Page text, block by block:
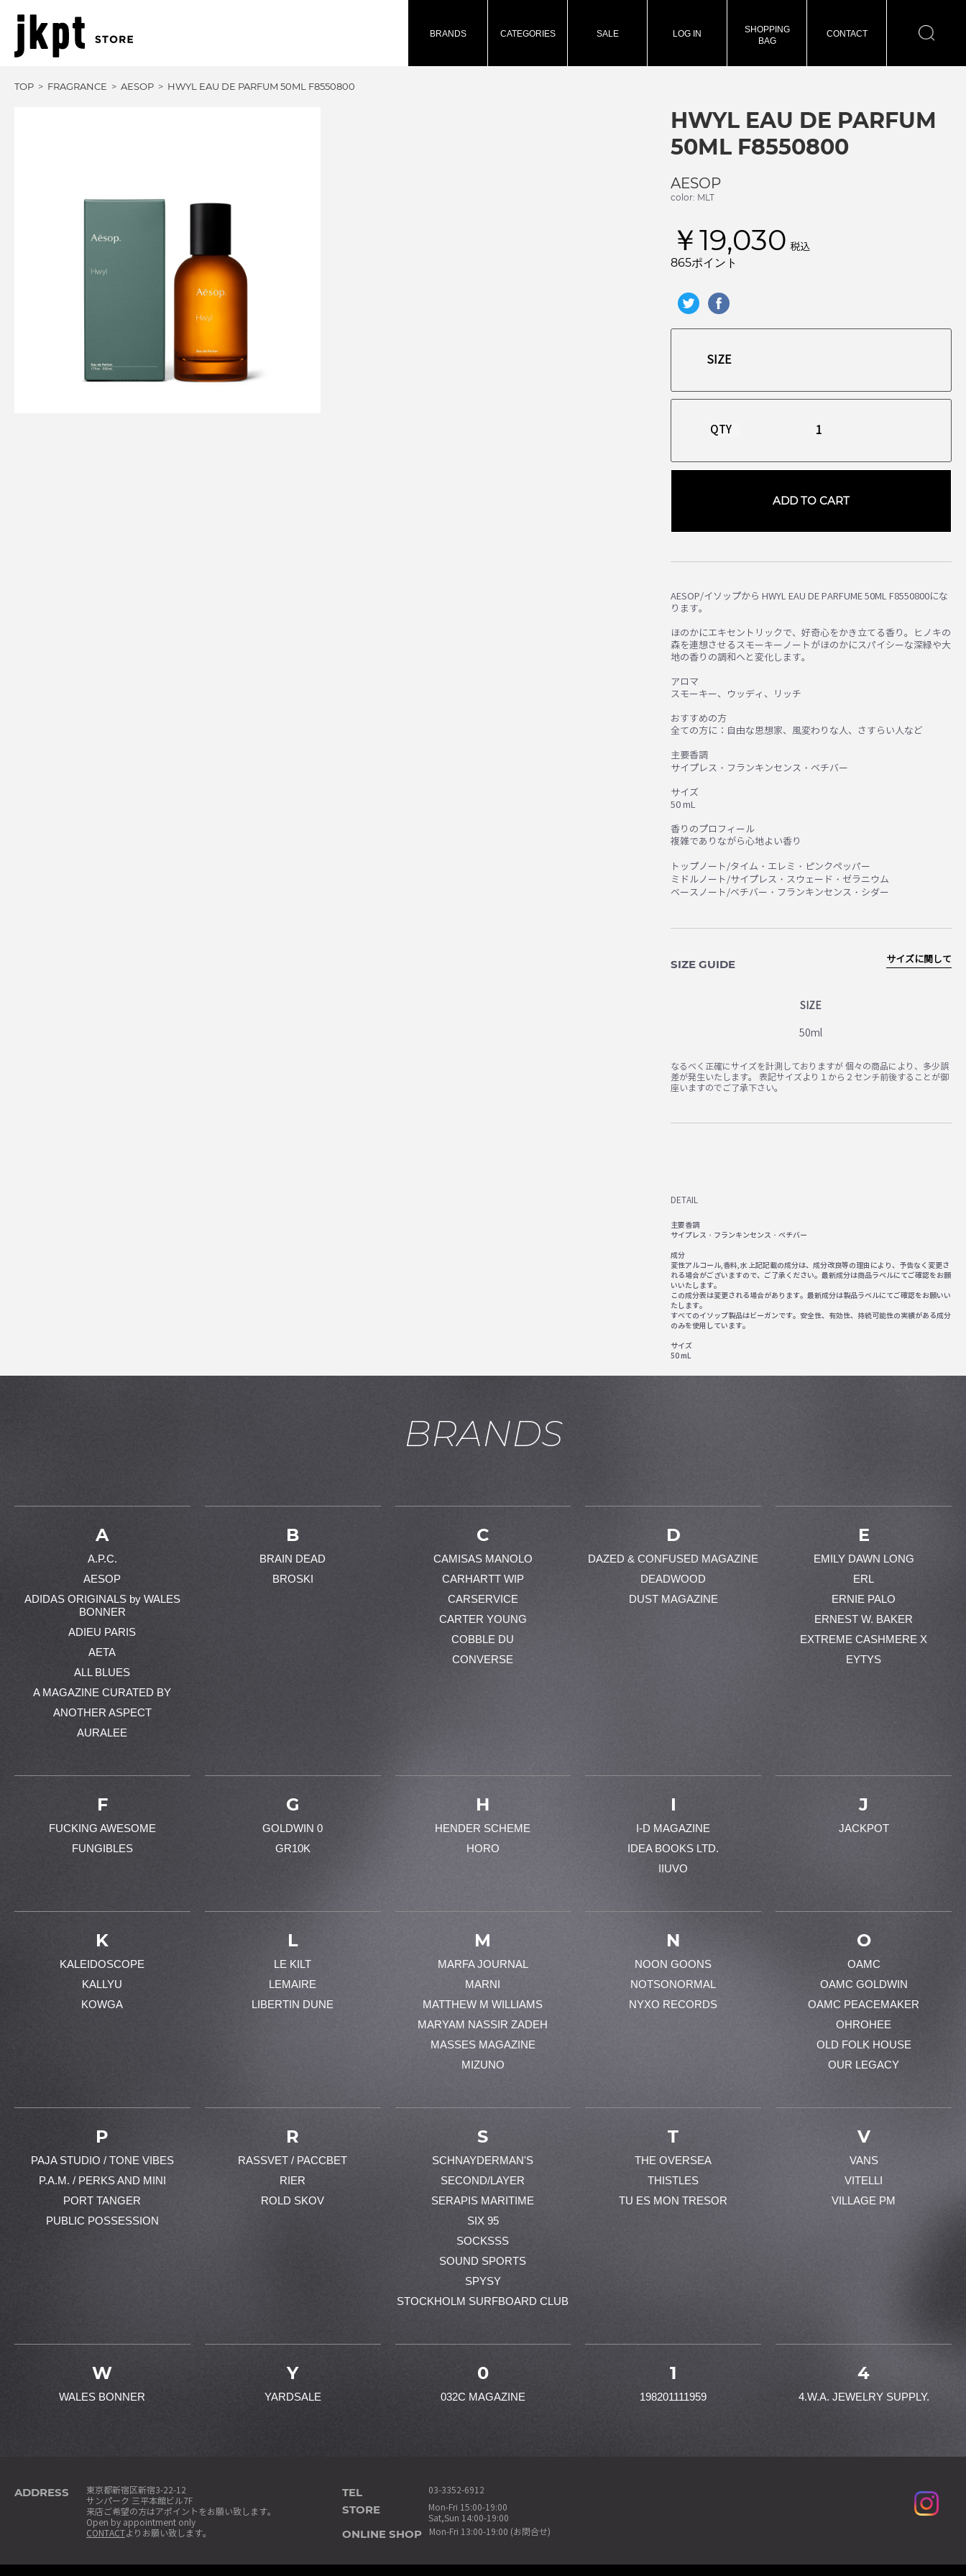
BRANDS CATEGORIES SALE LOG IN
SHOPPING
BAG
CONTACT
TOP FRAGRANCE AESOP HWYL EAU DE PARFUM 50ML F8550800
HWYL EAU DE PARFUM
50ML F8550800
AESOP
color: MLT
￥19,030 税込
865ポイント
QTY
ADD TO CART
AESOP/イソップから HWYL EAU DE PARFUME 50ML F8550800にな
ります。
ほのかにエキセントリックで、好奇心をかき立てる香り。ヒノキの
森を連想させるスモーキーノートがほのかにスパイシーな深緑や大
地の香りの調和へと変化します。
アロマ
スモーキー、ウッディ、リッチ
おすすめの方
全ての方に：自由な思想家、風変わりな人、さすらい人など
主要香調
サイプレス・フランキンセンス・ベチバー
サイズ
50 mL
香りのプロフィール
複雑でありながら心地よい香り
トップノート/タイム・エレミ・ピンクペッパー
ミドルノート/サイプレス・スウェード・ゼラニウム
ベースノート/ベチバー・フランキンセンス・シダー
SIZE GUIDE
SIZE
50ml
サイズに関して
なるべく正確にサイズを計測しておりますが 個々の商品により、多少誤
差が発生いたします。 表記サイズより１から２センチ前後することが御
座いますのでご了承下さい。
DETAIL
主要香調
サイプレス・フランキンセンス・ベチバー
成分
変性アルコール,香料,水 上記記載の成分は、成分改良等の理由により、予告なく変更さ
れる場合がございますので、ご了承ください。最新成分は商品ラベルにてご確認をお願
いいたします。
この成分表は変更される場合があります。最新成分は製品ラベルにてご確認をお願いい
たします。
すべてのイソップ製品はビーガンです。安全性、有効性、持続可能性の実績がある成分
のみを使用しています。
サイズ
50 mL
BRANDS
A
A.P.C.
AESOP
ADIDAS ORIGINALS by WALES
BONNER
ADIEU PARIS
AETA
ALL BLUES
A MAGAZINE CURATED BY
ANOTHER ASPECT
AURALEE
B
BRAIN DEAD
BROSKI
C
CAMISAS MANOLO
CARHARTT WIP
CARSERVICE
CARTER YOUNG
COBBLE DU
CONVERSE
D
DAZED & CONFUSED MAGAZINE
DEADWOOD
DUST MAGAZINE
E
EMILY DAWN LONG
ERL
ERNIE PALO
ERNEST W. BAKER
EXTREME CASHMERE X
EYTYS
F
FUCKING AWESOME
FUNGIBLES
G
GOLDWIN 0
GR10K
H
HENDER SCHEME
HORO
I
I-D MAGAZINE
IDEA BOOKS LTD.
IIUVO
J
JACKPOT
K
KALEIDOSCOPE
KALLYU
KOWGA
L
LE KILT
LEMAIRE
LIBERTIN DUNE
M
MARFA JOURNAL
MARNI
MATTHEW M WILLIAMS
MARYAM NASSIR ZADEH
MASSES MAGAZINE
MIZUNO
N
NOON GOONS
NOTSONORMAL
NYXO RECORDS
O
OAMC
OAMC GOLDWIN
OAMC PEACEMAKER
OHROHEE
OLD FOLK HOUSE
OUR LEGACY
P
PAJA STUDIO / TONE VIBES
P.A.M. / PERKS AND MINI
PORT TANGER
PUBLIC POSSESSION
R
RASSVET / PACCBET
RIER
ROLD SKOV
S
SCHNAYDERMAN'S
SECOND/LAYER
SERAPIS MARITIME
SIX 95
SOCKSSS
SOUND SPORTS
SPYSY
STOCKHOLM SURFBOARD CLUB
T
THE OVERSEA
THISTLES
TU ES MON TRESOR
V
VANS
VITELLI
VILLAGE PM
W
WALES BONNER
Y
YARDSALE
0
032C MAGAZINE
1
198201111959
4
4.W.A. JEWELRY SUPPLY.
ADDRESS
東京都新宿区新宿3-22-12
サンパーク 三平本館ビル7F
来店ご希望の方はアポイントをお願い致します。
Open by appointment only
CONTACTよりお願い致します。
TEL 03-3352-6912
STORE
Mon-Fri 15:00-19:00
Sat,Sun 14:00-19:00
ONLINE SHOP Mon-Fri 13:00-19:00 (お問合せ)